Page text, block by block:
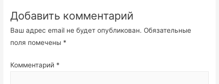
Добавить комментарий
Ваш адрес email не будет опубликован. Обязательные
поля помечены *
Комментарий *